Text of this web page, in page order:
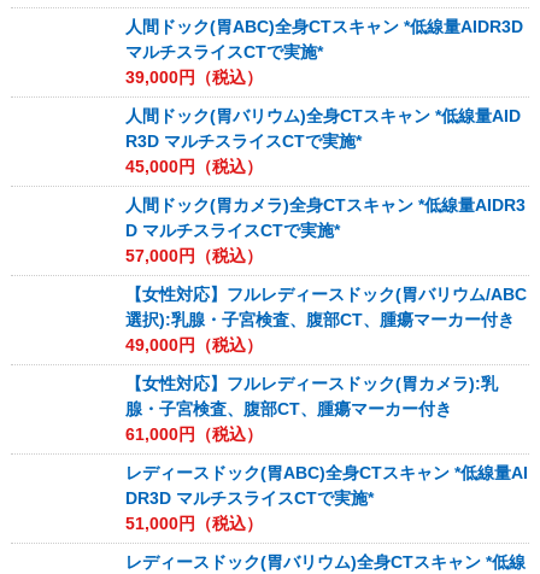
人間ドック(胃ABC)全身CTスキャン *低線量AIDR3D
マルチスライスCTで実施*
39,000円（税込）
人間ドック(胃バリウム)全身CTスキャン *低線量AID
R3D マルチスライスCTで実施*
45,000円（税込）
人間ドック(胃カメラ)全身CTスキャン *低線量AIDR3
D マルチスライスCTで実施*
57,000円（税込）
【女性対応】フルレディースドック(胃バリウム/ABC
選択):乳腺・子宮検査、腹部CT、腫瘍マーカー付き
49,000円（税込）
【女性対応】フルレディースドック(胃カメラ):乳
腺・子宮検査、腹部CT、腫瘍マーカー付き
61,000円（税込）
レディースドック(胃ABC)全身CTスキャン *低線量AI
DR3D マルチスライスCTで実施*
51,000円（税込）
レディースドック(胃バリウム)全身CTスキャン *低線